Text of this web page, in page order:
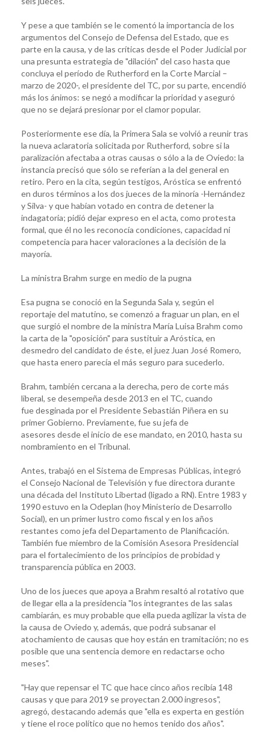
Y pese a que también se le comentó la importancia de los
argumentos del Consejo de Defensa del Estado, que es
parte en la causa, y de las críticas desde el Poder Judicial por
una presunta estrategia de "dilación" del caso hasta que
concluya el período de Rutherford en la Corte Marcial –
marzo de 2020-, el presidente del TC, por su parte, encendió
más los ánimos: se negó a modificar la prioridad y aseguró
que no se dejará presionar por el clamor popular.
Posteriormente ese día, la Primera Sala se volvió a reunir tras
la nueva aclaratoria solicitada por Rutherford, sobre si la
paralización afectaba a otras causas o sólo a la de Oviedo: la
instancia precisó que sólo se referían a la del general en
retiro. Pero en la cita, según testigos, Aróstica se enfrentó
en duros términos a los dos jueces de la minoría -Hernández
y Silva- y que habían votado en contra de detener la
indagatoria; pidió dejar expreso en el acta, como protesta
formal, que él no les reconocía condiciones, capacidad ni
competencia para hacer valoraciones a la decisión de la
mayoría.
La ministra Brahm surge en medio de la pugna
Esa pugna se conoció en la Segunda Sala y, según el
reportaje del matutino, se comenzó a fraguar un plan, en el
que surgió el nombre de la ministra María Luisa Brahm como
la carta de la "oposición" para sustituir a Aróstica, en
desmedro del candidato de éste, el juez Juan José Romero,
que hasta enero parecía el más seguro para sucederlo.
Brahm, también cercana a la derecha, pero de corte más
liberal, se desempeña desde 2013 en el TC, cuando
fue desginada por el Presidente Sebastián Piñera en su
primer Gobierno. Previamente, fue su jefa de
asesores desde el inicio de ese mandato, en 2010, hasta su
nombramiento en el Tribunal.
Antes, trabajó en el Sistema de Empresas Públicas, integró
el Consejo Nacional de Televisión y fue directora durante
una década del Instituto Libertad (ligado a RN). Entre 1983 y
1990 estuvo en la Odeplan (hoy Ministerio de Desarrollo
Social), en un primer lustro como fiscal y en los años
restantes como jefa del Departamento de Planificación.
También fue miembro de la Comisión Asesora Presidencial
para el fortalecimiento de los principios de probidad y
transparencia pública en 2003.
Uno de los jueces que apoya a Brahm resaltó al rotativo que
de llegar ella a la presidencia "los integrantes de las salas
cambiarán, es muy probable que ella pueda agilizar la vista de
la causa de Oviedo y, además, que podrá subsanar el
atochamiento de causas que hoy están en tramitación; no es
posible que una sentencia demore en redactarse ocho
meses".
"Hay que repensar el TC que hace cinco años recibía 148
causas y que para 2019 se proyectan 2.000 ingresos",
agregó, destacando además que "ella es experta en gestión
y tiene el roce político que no hemos tenido dos años".